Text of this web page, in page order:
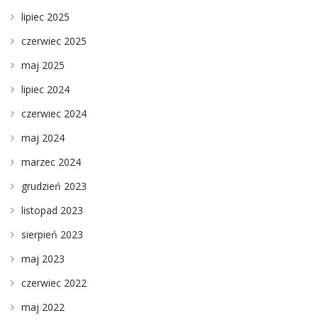
lipiec 2025
czerwiec 2025
maj 2025
lipiec 2024
czerwiec 2024
maj 2024
marzec 2024
grudzień 2023
listopad 2023
sierpień 2023
maj 2023
czerwiec 2022
maj 2022